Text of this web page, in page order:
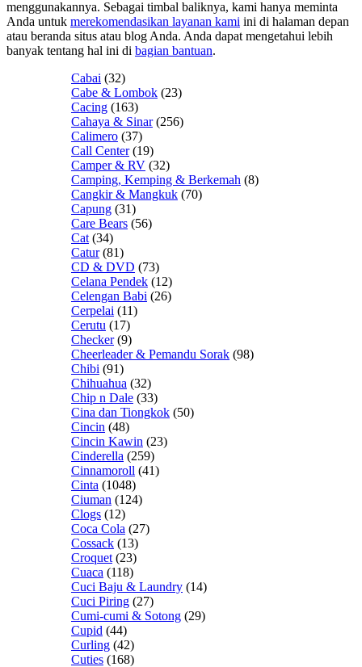
menggunakannya. Sebagai timbal baliknya, kami hanya meminta
Anda untuk merekomendasikan layanan kami ini di halaman depan
atau beranda situs atau blog Anda. Anda dapat mengetahui lebih
banyak tentang hal ini di bagian bantuan.
Cabai (32)
Cabe & Lombok (23)
Cacing (163)
Cahaya & Sinar (256)
Calimero (37)
Call Center (19)
Camper & RV (32)
Camping, Kemping & Berkemah (8)
Cangkir & Mangkuk (70)
Capung (31)
Care Bears (56)
Cat (34)
Catur (81)
CD & DVD (73)
Celana Pendek (12)
Celengan Babi (26)
Cerpelai (11)
Cerutu (17)
Checker (9)
Cheerleader & Pemandu Sorak (98)
Chibi (91)
Chihuahua (32)
Chip n Dale (33)
Cina dan Tiongkok (50)
Cincin (48)
Cincin Kawin (23)
Cinderella (259)
Cinnamoroll (41)
Cinta (1048)
Ciuman (124)
Clogs (12)
Coca Cola (27)
Cossack (13)
Croquet (23)
Cuaca (118)
Cuci Baju & Laundry (14)
Cuci Piring (27)
Cumi-cumi & Sotong (29)
Cupid (44)
Curling (42)
Cuties (168)